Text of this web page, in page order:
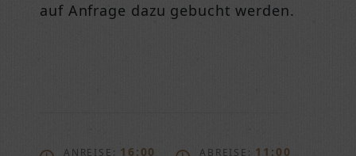
auf Anfrage dazu gebucht werden.
ANREISE: 16:00 ABREISE: 11:00